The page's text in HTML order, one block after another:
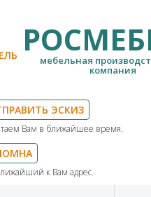
мебельная
компания
ЭСКИЗ
Вам в ближайшее время.
к Вам адрес.